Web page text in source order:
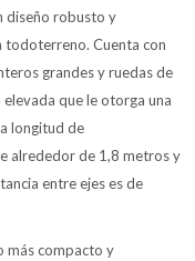
diseño robusto y
todoterreno. Cuenta con
grandes y ruedas de
elevada que le otorga una
longitud de
alrededor de 1,8 metros y
entre ejes es de
más compacto y